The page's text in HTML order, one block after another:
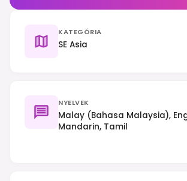
KATEGÓRIA
SE Asia
NYELVEK
Malay (Bahasa Malaysia),
Mandarin, Tamil